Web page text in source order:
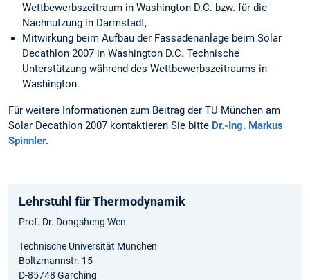
Wettbewerbszeitraum in Washington D.C. bzw. für die
Nachnutzung in Darmstadt,
Mitwirkung beim Aufbau der Fassadenanlage beim Solar
Decathlon 2007 in Washington D.C. Technische
Unterstützung während des Wettbewerbszeitraums in
Washington.
Für weitere Informationen zum Beitrag der TU München am
Solar Decathlon 2007 kontaktieren Sie bitte Dr.-Ing. Markus
Spinnler.
Lehrstuhl für Thermodynamik
Prof. Dr. Dongsheng Wen
Technische Universität München
Boltzmannstr. 15
D-85748 Garching